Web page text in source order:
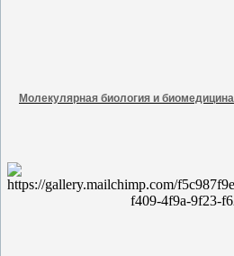
Молекулярная биология и биомедицина